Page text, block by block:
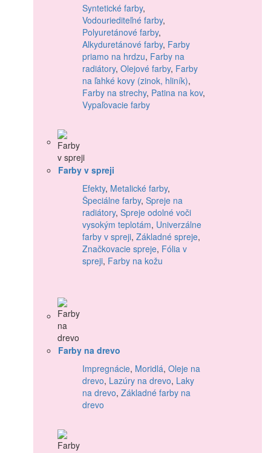
Syntetické farby,
Vodouriediteľné farby,
Polyuretánové farby,
Alkyduretánové farby, Farby
priamo na hrdzu, Farby na
radiátory, Olejové farby, Farby
na ľahké kovy (zinok, hliník),
Farby na strechy, Patina na kov,
Vypaľovacie farby
Farby v spreji
Efekty, Metalické farby,
Špeciálne farby, Spreje na
radiátory, Spreje odolné voči
vysokým teplotám, Univerzálne
farby v spreji, Základné spreje,
Značkovacie spreje, Fólia v
spreji, Farby na kožu
Farby na drevo
Impregnácie, Moridlá, Oleje na
drevo, Lazúry na drevo, Laky
na drevo, Základné farby na
drevo